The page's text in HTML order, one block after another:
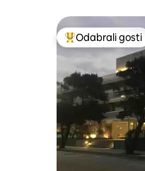
Među najviše
Odabrali gosti